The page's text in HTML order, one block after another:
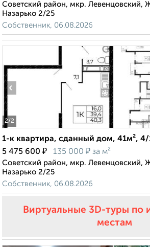
Советский район, мкр. Левенцовский,
Назарько 2/25
Собственник, 06.08.2026
2/2
‹
1-к квартира, сданный дом, 41м²,
5 475 600 ₽ 135 000 ₽ за м²
Советский район, мкр. Левенцовский,
Назарько 2/25
Собственник, 06.08.2026
Виртуальные 3D-туры по
местам